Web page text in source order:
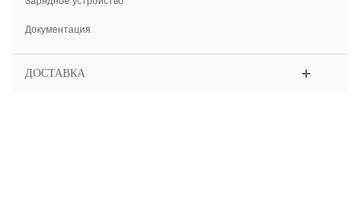
Документация
ДОСТАВКА